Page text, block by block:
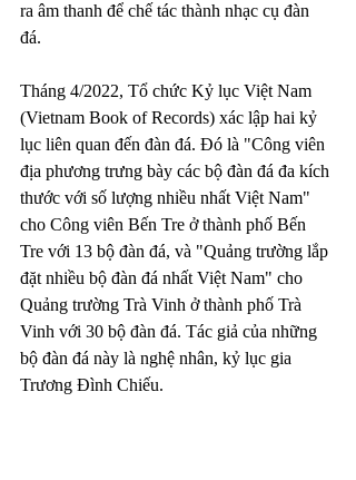
ra âm thanh để chế tác thành nhạc cụ đàn
đá.
Tháng 4/2022, Tổ chức Kỷ lục Việt Nam
(Vietnam Book of Records) xác lập hai kỷ
lục liên quan đến đàn đá. Đó là "Công viên
địa phương trưng bày các bộ đàn đá đa kích
thước với số lượng nhiều nhất Việt Nam"
cho Công viên Bến Tre ở thành phố Bến
Tre với 13 bộ đàn đá, và "Quảng trường lắp
đặt nhiều bộ đàn đá nhất Việt Nam" cho
Quảng trường Trà Vinh ở thành phố Trà
Vinh với 30 bộ đàn đá. Tác giả của những
bộ đàn đá này là nghệ nhân, kỷ lục gia
Trương Đình Chiếu.